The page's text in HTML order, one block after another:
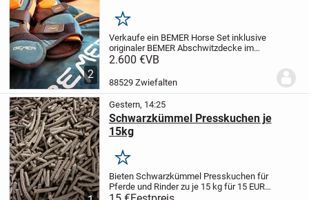
2
Merken
Verkaufe ein BEMER Horse Set inklusive
originaler BEMER Abschwitzdecke im
Komplettset.Das Set wurde im Juni 2021
sich in einem sehr guten, gepflegten
Zustand....
2.600 €VB
88529 Zwiefalten
Gestern, 14:25
Schwarzkümmel Presskuchen je
15kg
Merken
Bieten Schwarzkümmel Presskuchen für
Pferde und Rinder zu je 15 kg für 15 EUR
an. Haupteinsatzbereiche und